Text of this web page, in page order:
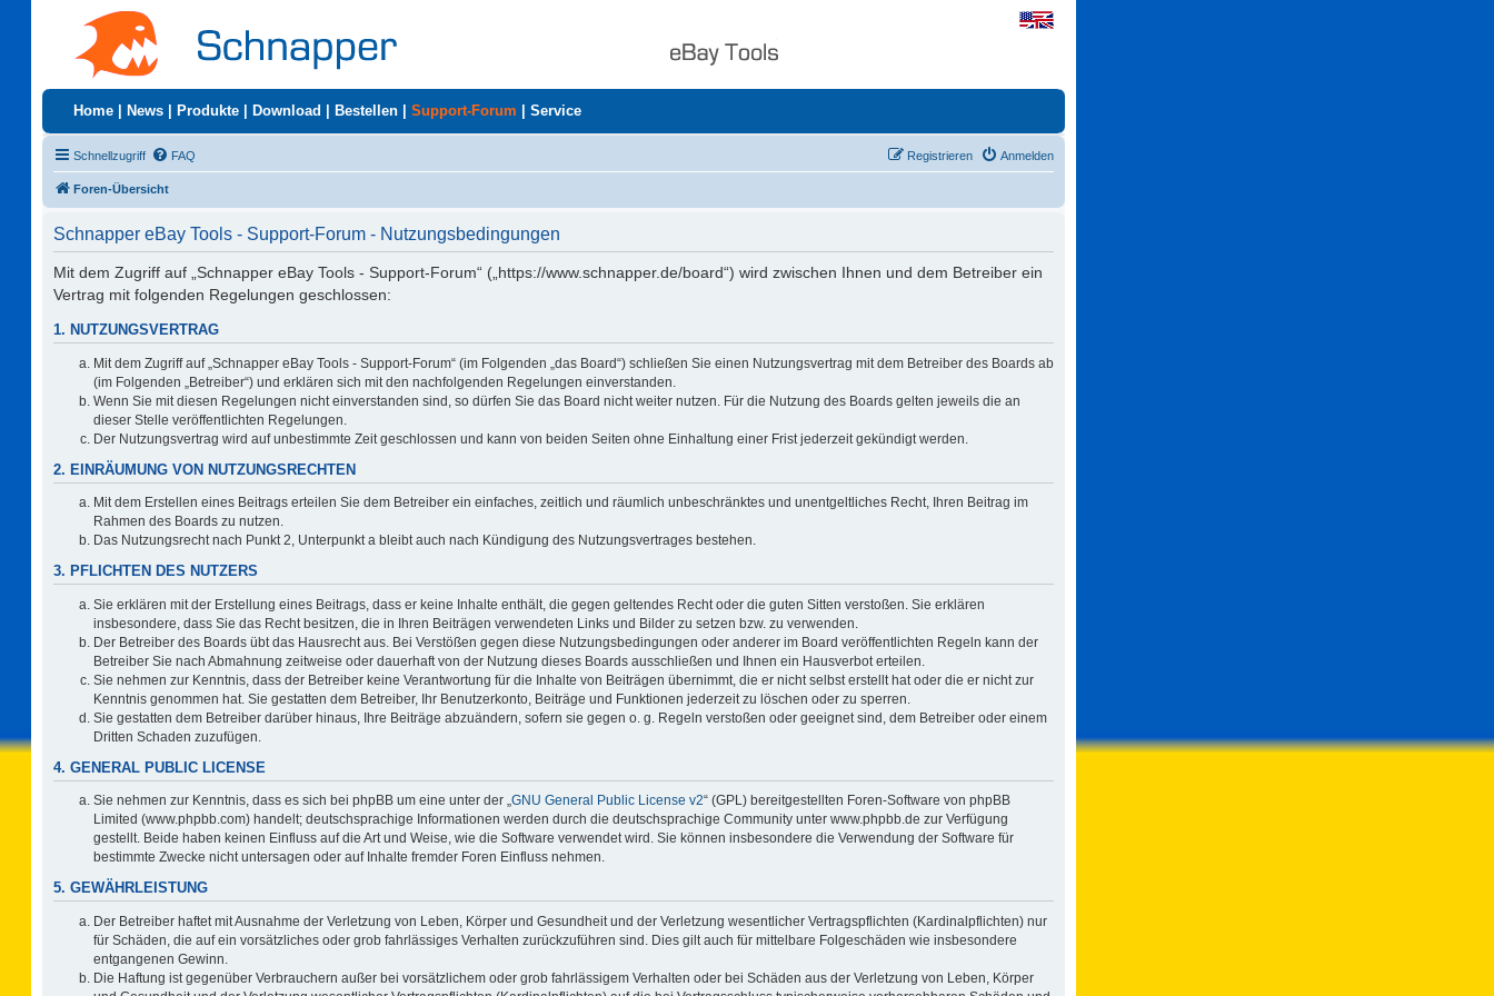
Home News Produkte Download Bestellen Support-Forum Service
Schnellzugriff FAQ Anmelden
Registrieren
Foren-Übersicht
Schnapper eBay Tools - Support-Forum - Nutzungsbedingungen
Mit dem Zugriff auf „Schnapper eBay Tools - Support-Forum“ („https://www.schnapper.de/board“) wird zwischen Ihnen und dem Betreiber ein
Vertrag mit folgenden Regelungen geschlossen:
1. NUTZUNGSVERTRAG
Mit dem Zugriff auf „Schnapper eBay Tools - Support-Forum“ (im Folgenden „das Board“) schließen Sie einen Nutzungsvertrag mit dem Betreiber des Boards ab
(im Folgenden „Betreiber“) und erklären sich mit den nachfolgenden Regelungen einverstanden.
Wenn Sie mit diesen Regelungen nicht einverstanden sind, so dürfen Sie das Board nicht weiter nutzen. Für die Nutzung des Boards gelten jeweils die an
dieser Stelle veröffentlichten Regelungen.
Der Nutzungsvertrag wird auf unbestimmte Zeit geschlossen und kann von beiden Seiten ohne Einhaltung einer Frist jederzeit gekündigt werden.
2. EINRÄUMUNG VON NUTZUNGSRECHTEN
Mit dem Erstellen eines Beitrags erteilen Sie dem Betreiber ein einfaches, zeitlich und räumlich unbeschränktes und unentgeltliches Recht, Ihren Beitrag im
Rahmen des Boards zu nutzen.
Das Nutzungsrecht nach Punkt 2, Unterpunkt a bleibt auch nach Kündigung des Nutzungsvertrages bestehen.
3. PFLICHTEN DES NUTZERS
Sie erklären mit der Erstellung eines Beitrags, dass er keine Inhalte enthält, die gegen geltendes Recht oder die guten Sitten verstoßen. Sie erklären
insbesondere, dass Sie das Recht besitzen, die in Ihren Beiträgen verwendeten Links und Bilder zu setzen bzw. zu verwenden.
Der Betreiber des Boards übt das Hausrecht aus. Bei Verstößen gegen diese Nutzungsbedingungen oder anderer im Board veröffentlichten Regeln kann der
Betreiber Sie nach Abmahnung zeitweise oder dauerhaft von der Nutzung dieses Boards ausschließen und Ihnen ein Hausverbot erteilen.
Sie nehmen zur Kenntnis, dass der Betreiber keine Verantwortung für die Inhalte von Beiträgen übernimmt, die er nicht selbst erstellt hat oder die er nicht zur
Kenntnis genommen hat. Sie gestatten dem Betreiber, Ihr Benutzerkonto, Beiträge und Funktionen jederzeit zu löschen oder zu sperren.
Sie gestatten dem Betreiber darüber hinaus, Ihre Beiträge abzuändern, sofern sie gegen o. g. Regeln verstoßen oder geeignet sind, dem Betreiber oder einem
Dritten Schaden zuzufügen.
4. GENERAL PUBLIC LICENSE
Sie nehmen zur Kenntnis, dass es sich bei phpBB um eine unter der „GNU General Public License v2“ (GPL) bereitgestellten Foren-Software von phpBB
Limited (www.phpbb.com) handelt; deutschsprachige Informationen werden durch die deutschsprachige Community unter www.phpbb.de zur Verfügung
gestellt. Beide haben keinen Einfluss auf die Art und Weise, wie die Software verwendet wird. Sie können insbesondere die Verwendung der Software für
bestimmte Zwecke nicht untersagen oder auf Inhalte fremder Foren Einfluss nehmen.
5. GEWÄHRLEISTUNG
Der Betreiber haftet mit Ausnahme der Verletzung von Leben, Körper und Gesundheit und der Verletzung wesentlicher Vertragspflichten (Kardinalpflichten) nur
für Schäden, die auf ein vorsätzliches oder grob fahrlässiges Verhalten zurückzuführen sind. Dies gilt auch für mittelbare Folgeschäden wie insbesondere
entgangenen Gewinn.
Die Haftung ist gegenüber Verbrauchern außer bei vorsätzlichem oder grob fahrlässigem Verhalten oder bei Schäden aus der Verletzung von Leben, Körper